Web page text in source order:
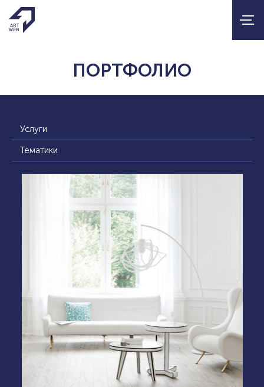
ПОРТФОЛИО
Услуги
Тематики